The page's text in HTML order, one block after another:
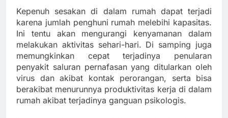
Kepenuh sesakan di dalam rumah dapat terjadi
karena jumlah penghuni rumah melebihi kapasitas.
Ini tentu akan mengurangi kenyamanan dalam
melakukan aktivitas sehari-hari. Di samping juga
memungkinkan cepat terjadinya penularan
penyakit saluran pernafasan yang ditularkan oleh
virus dan akibat kontak perorangan, serta bisa
berakibat menurunnya produktivitas kerja di dalam
rumah akibat terjadinya ganguan psikologis.